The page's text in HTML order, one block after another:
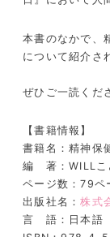
本書のなかで、
について紹介さ
ぜひご一読くだ
【書籍情報】
書籍名：精神保
編 著：WILLこ
ページ数：79ペ
出版社名：株式
言 語：日本語